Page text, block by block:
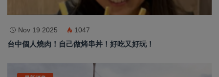
Nov 19 2025 1047
台中個人燒肉！自己做烤串丼！好吃又好玩！